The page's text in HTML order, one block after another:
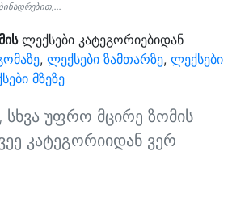
ლექსები კატეგორიებიდან
, ლექსები ზამთარზე, ლექსები
მზეზე
სხვა უფრო მცირე ზომის
კატეგორიიდან ვერ